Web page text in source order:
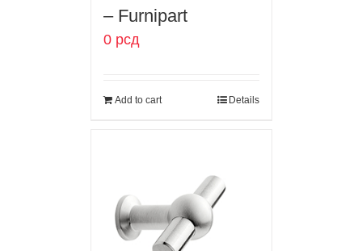
– Furnipart
0 рсд
Add to cart Details